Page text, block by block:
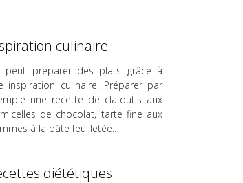
culinaire
peut préparer des plats grâce à
inspiration culinaire. Préparer par
une recette de clafoutis aux
de chocolat, tarte fine aux
à la pâte feuilletée…
diététiques